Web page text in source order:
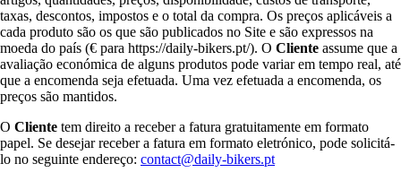
taxas, descontos, impostos e o total da compra. Os preços aplicáveis a
cada produto são os que são publicados no Site e são expressos na
moeda do país (€ para https://daily-bikers.pt/). O Cliente assume que a
avaliação económica de alguns produtos pode variar em tempo real, até
que a encomenda seja efetuada. Uma vez efetuada a encomenda, os
preços são mantidos.
O Cliente tem direito a receber a fatura gratuitamente em formato
papel. Se desejar receber a fatura em formato eletrónico, pode solicitá-
lo no seguinte endereço: contact@daily-bikers.pt